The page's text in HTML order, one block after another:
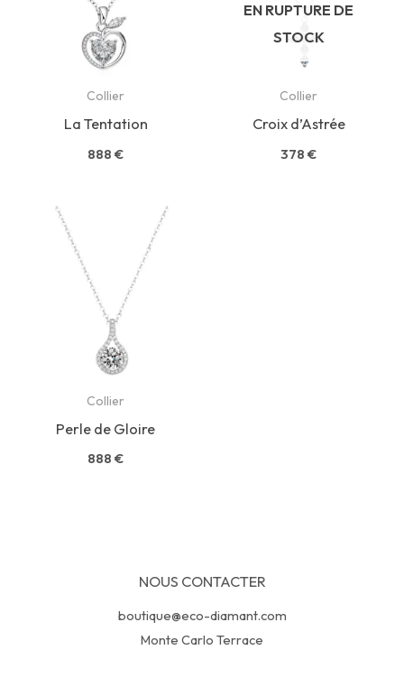
Collier
La Tentation
888 €
EN RUPTURE DE
STOCK
Collier
Croix d’Astrée
378 €
Collier
Perle de Gloire
888 €
NOUS CONTACTER
boutique@eco-diamant.com
Monte Carlo Terrace